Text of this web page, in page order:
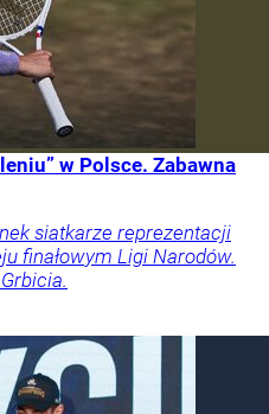
w Polsce. Zabawna
siatkarze reprezentacji
finałowym Ligi Narodów.